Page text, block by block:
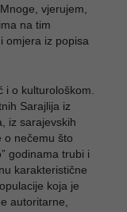
vjerujem,
na tim
omjera iz popisa
o kulturološkom.
Sarajlija iz
iz sarajevskih
o nečemu što
godinama trubi i
karakteristične
koja je
autoritarne,